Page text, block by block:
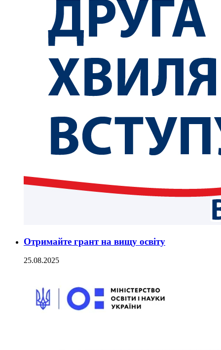
Отримайте грант на вищу освіту
25.08.2025